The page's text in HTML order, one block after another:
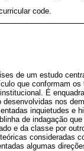
code.
de um estudo
que conformam
É
nos
inquietudes e
de indagação
e da classe por
consideradas
algumas